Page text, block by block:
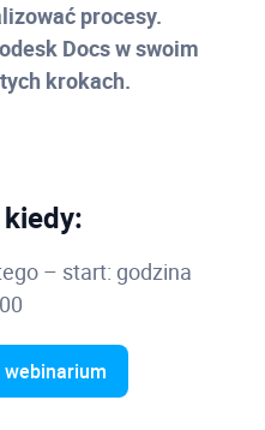
procesy.
Docs w swoim
krokach.
– start: godzina
webinarium